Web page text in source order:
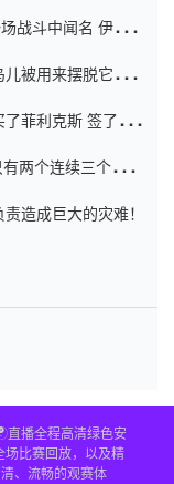
战斗中闻名 伊万放
被用来摆脱它
菲利克斯 签了7年
两个连续三个连续
造成巨大的灾难！
播全程高清绿色安
比赛回放，以及精
、流畅的观赛体